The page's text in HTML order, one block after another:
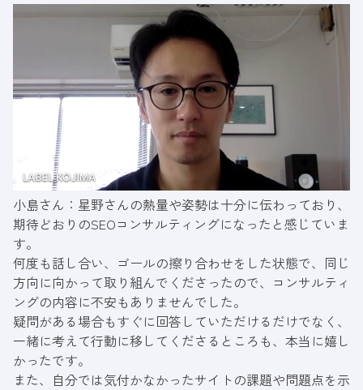
小島さん：星野さんの熱量や姿勢は十分に伝わっており、
期待どおりのSEOコンサルティングになったと感じていま
す。
何度も話し合い、ゴールの擦り合わせをした状態で、同じ
方向に向かって取り組んでくださったので、コンサルティ
ングの内容に不安もありませんでした。
疑問がある場合もすぐに回答していただけるだけでなく、
一緒に考えて行動に移してくださるところも、本当に嬉し
かったです。
また、自分では気付かなかったサイトの課題や問題点を示